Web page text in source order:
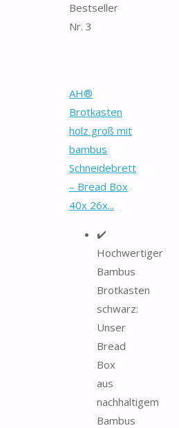
Bestseller
Nr. 3
AH®
Brotkasten
holz groß mit
bambus
Schneidebrett
– Bread Box
40x 26x...
✔️
Hochwertiger
Bambus
Brotkasten
schwarz:
Unser
Bread
Box
aus
nachhaltigem
Bambus